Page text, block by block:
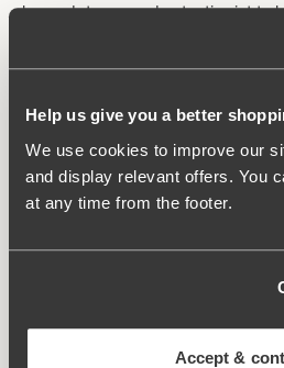
Help us give you a better
We use cookies to improve our
and display relevant offers. You
at any time from the footer.
Accept &
keren dat u een advertentie ziet te
effectiviteit van de
die met behulp van deze cookies
gedeeld met derden.
Cookies en sites van derden
Cookies van derden. Als u onze site
tegenkomen die niet in verband
gebruiken. Wij kunnen het
van derden te checken voor meer
en hoe ze die gebruiken.